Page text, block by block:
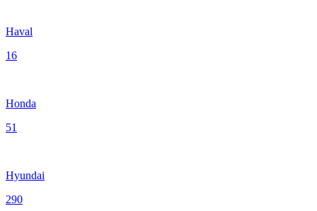
Haval
16
Honda
51
Hyundai
290